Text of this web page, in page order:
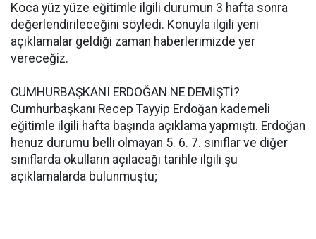
Koca yüz yüze eğitimle ilgili durumun 3 hafta sonra
değerlendirileceğini söyledi. Konuyla ilgili yeni
açıklamalar geldiği zaman haberlerimizde yer
vereceğiz.
CUMHURBAŞKANI ERDOĞAN NE DEMİŞTİ?
Cumhurbaşkanı Recep Tayyip Erdoğan kademeli
eğitimle ilgili hafta başında açıklama yapmıştı. Erdoğan
henüz durumu belli olmayan 5. 6. 7. sınıflar ve diğer
sınıflarda okulların açılacağı tarihle ilgili şu
açıklamalarda bulunmuştu;